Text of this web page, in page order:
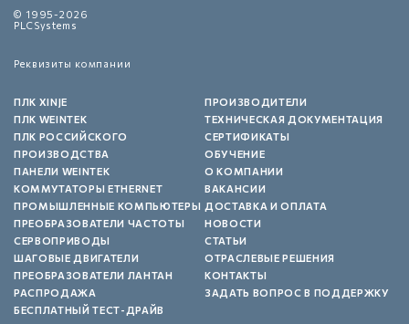
© 1995-2026
PLCSystems
Реквизиты компании
ПЛК XINJE
ПЛК WEINTEK
ПЛК РОССИЙСКОГО
ПРОИЗВОДСТВА
ПАНЕЛИ WEINTEK
КОММУТАТОРЫ ETHERNET
ПРОМЫШЛЕННЫЕ КОМПЬЮТЕРЫ
ПРЕОБРАЗОВАТЕЛИ ЧАСТОТЫ
СЕРВОПРИВОДЫ
ШАГОВЫЕ ДВИГАТЕЛИ
ПРЕОБРАЗОВАТЕЛИ ЛАНТАН
РАСПРОДАЖА
БЕСПЛАТНЫЙ ТЕСТ-ДРАЙВ
ПРОИЗВОДИТЕЛИ
ТЕХНИЧЕСКАЯ ДОКУМЕНТАЦИЯ
СЕРТИФИКАТЫ
ОБУЧЕНИЕ
О КОМПАНИИ
ВАКАНСИИ
ДОСТАВКА И ОПЛАТА
НОВОСТИ
СТАТЬИ
ОТРАСЛЕВЫЕ РЕШЕНИЯ
КОНТАКТЫ
ЗАДАТЬ ВОПРОС В ПОДДЕРЖКУ